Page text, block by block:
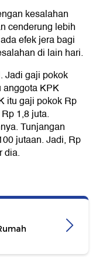
kesalahan
cenderung lebih
efek jera bagi
di lain hari.
Jadi gaji pokok
anggota KPK
itu gaji pokok Rp
1,8 juta.
Tunjangan
jutaan. Jadi, Rp
dia.